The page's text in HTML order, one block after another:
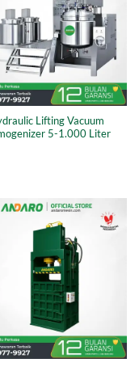
Lifting Vacuum
5-1.000 Liter